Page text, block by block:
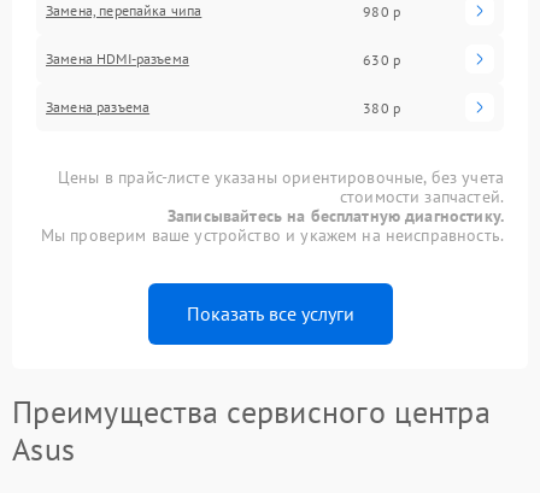
Замена, перепайка чипа 980 р
Замена HDMI-разъема 630 р
Замена разъема 380 р
Цены в прайс-листе указаны ориентировочные, без учета
стоимости запчастей.
Записывайтесь на бесплатную диагностику.
Мы проверим ваше устройство и укажем на неисправность.
Показать все услуги
Преимущества сервисного центра
Asus